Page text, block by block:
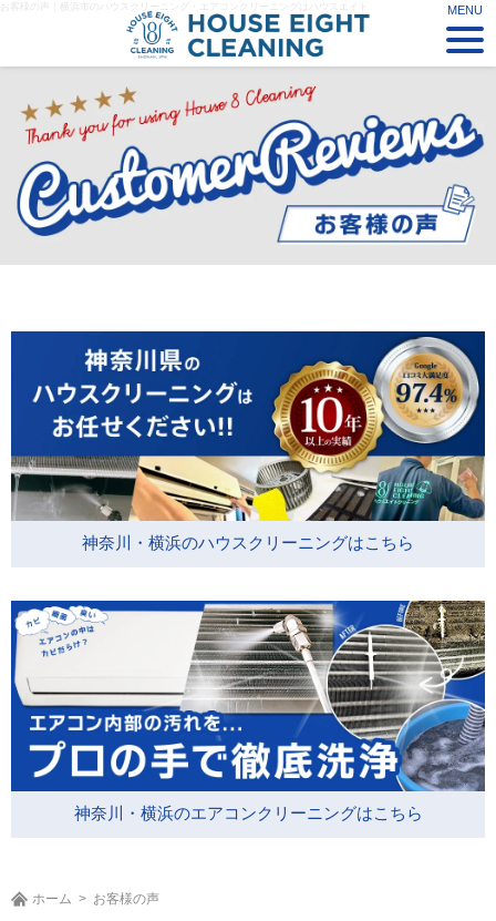
お客様の声｜横浜市のハウスクリーニング・エアコンクリーニングはハウスエイト
神奈川・横浜のハウスクリーニングはこちら
神奈川・横浜のエアコンクリーニングはこちら
ホーム お客様の声